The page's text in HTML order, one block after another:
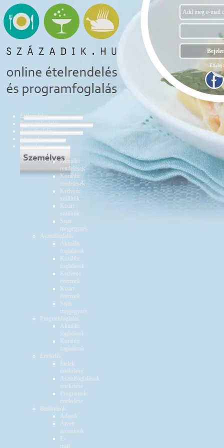
Ételrendelés
Programfoglalás
Asztalfoglalás
Éttermek
Személyes
Ételrendelés
Aktuális
rendelések
Korábbi
rendelések
Kedvenc
szállítók
Kizárt
szállítók
Saját
megjegyzés
Asztalfoglalás
Aktuális
foglalások
Korábbi
foglalások
Kedvenc
éttermek
Kizárt
éttermek
Saját
megjegyzés
Programfoglalás
Aktuális
foglalások
Korábbi
foglalások
Értékelés
Ételek
értékelése
Asztalfoglalások
értékelése
Programok
értékelése
Beállítások
Adatok
Átvett
accountok
E-
mail